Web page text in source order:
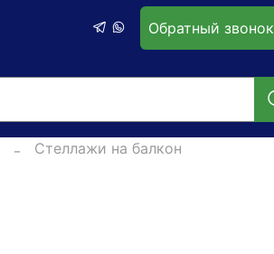
Обратный звонок
Стеллажи на балкон